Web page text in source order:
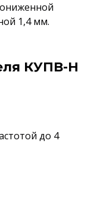
1,4 мм.
КУПВ-Н
до 4